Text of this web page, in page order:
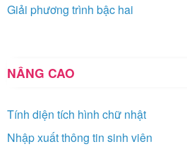
Giải phương trình bậc hai
NÂNG CAO
Tính diện tích hình chữ nhật
Nhập xuất thông tin sinh viên